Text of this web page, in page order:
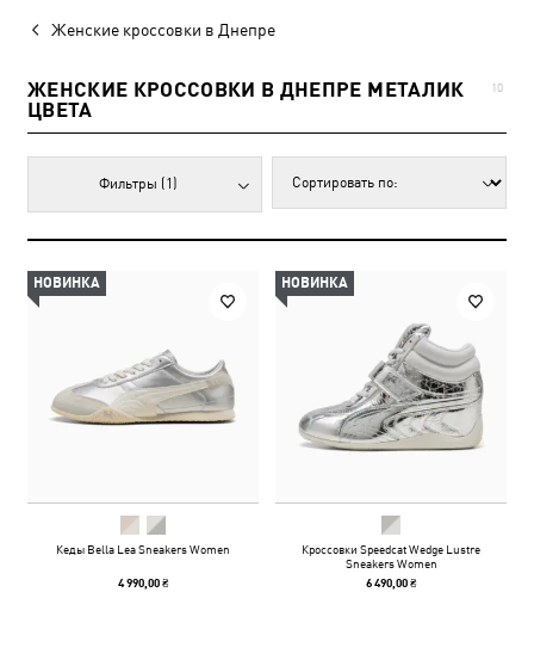
Женские кроссовки в Днепре
ЖЕНСКИЕ КРОССОВКИ В ДНЕПРЕ МЕТАЛИК
ЦВЕТА
10
Фильтры (1)
НОВИНКА
Кеды Bella Lea Sneakers Women
4 990,00 ₴
НОВИНКА
Кроссовки Speedcat Wedge Lustre
Sneakers Women
6 490,00 ₴